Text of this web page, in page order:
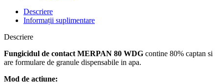
Descriere
Informații suplimentare
Descriere
Fungicidul de contact MERPAN 80 WDG contine 80% captan si
are formulare de granule dispensabile in apa.
Mod de actiune: